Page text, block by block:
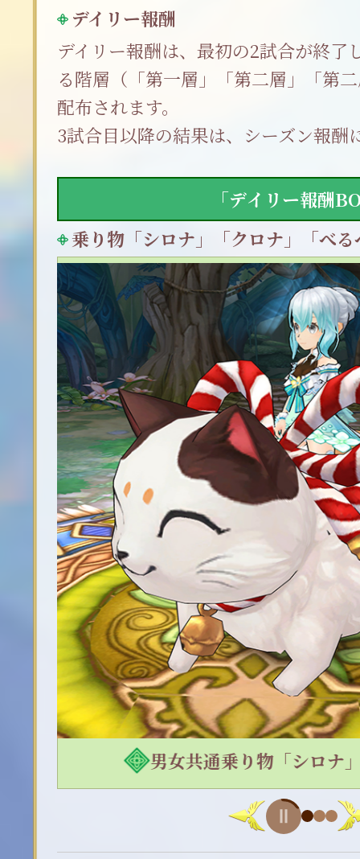
デイリー報酬
デイリー報酬は、最初の2試合が終了
る階層（「第一層」「第二層」「第
配布されます。
3試合目以降の結果は、シーズン報酬
「デイリー報酬
乗り物「シロナ」「クロナ」「べ
男女共通乗り物「シロナ